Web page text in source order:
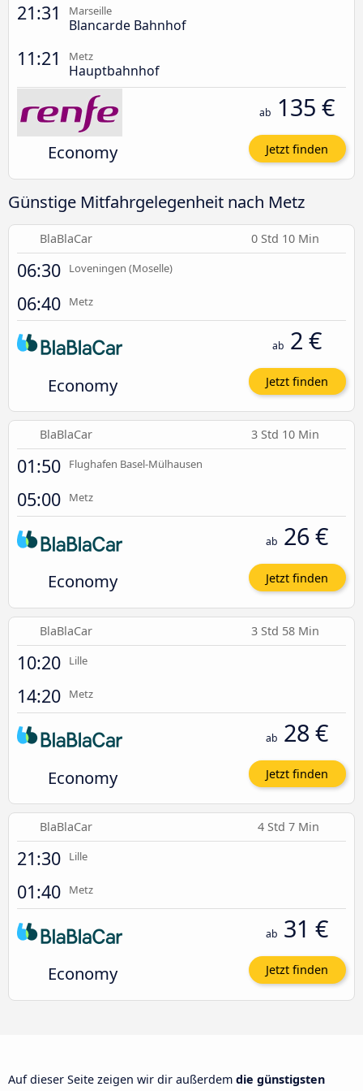
21:31 Marseille
Blancarde Bahnhof
11:21 Metz
Hauptbahnhof
Economy
ab 135 €
Jetzt finden
Günstige Mitfahrgelegenheit nach Metz
BlaBlaCar 0 Std 10 Min
06:30 Loveningen (Moselle)
06:40 Metz
Economy
ab 2 €
Jetzt finden
BlaBlaCar 3 Std 10 Min
01:50 Flughafen Basel-Mülhausen
05:00 Metz
Economy
ab 26 €
Jetzt finden
BlaBlaCar 3 Std 58 Min
10:20 Lille
14:20 Metz
Economy
ab 28 €
Jetzt finden
BlaBlaCar 4 Std 7 Min
21:30 Lille
01:40 Metz
Economy
ab 31 €
Jetzt finden
Auf dieser Seite zeigen wir dir außerdem die günstigsten